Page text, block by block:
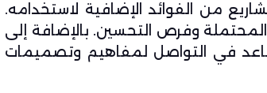
من الفوائد الإضافية لاستخدامه.
وفرص التحسين. بالإضافة إلى
يساعد في التواصل لمفاهيم وتصميمات